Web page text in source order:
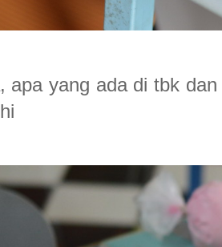
apa yang ada di tbk